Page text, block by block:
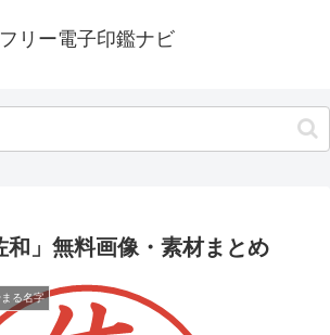
フリー電子印鑑ナビ
和」無料画像・素材まとめ
る名字